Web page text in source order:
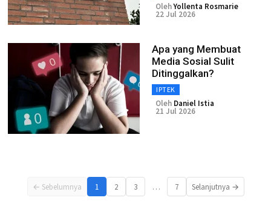
OlehYollenta Rosmarie
22 Jul 2026
Apa yang Membuat
Media Sosial Sulit
Ditinggalkan?
IPTEK
Oleh Daniel Istia
21 Jul 2026
← Sebelumnya 1 2 3 … 7 Selanjutnya →